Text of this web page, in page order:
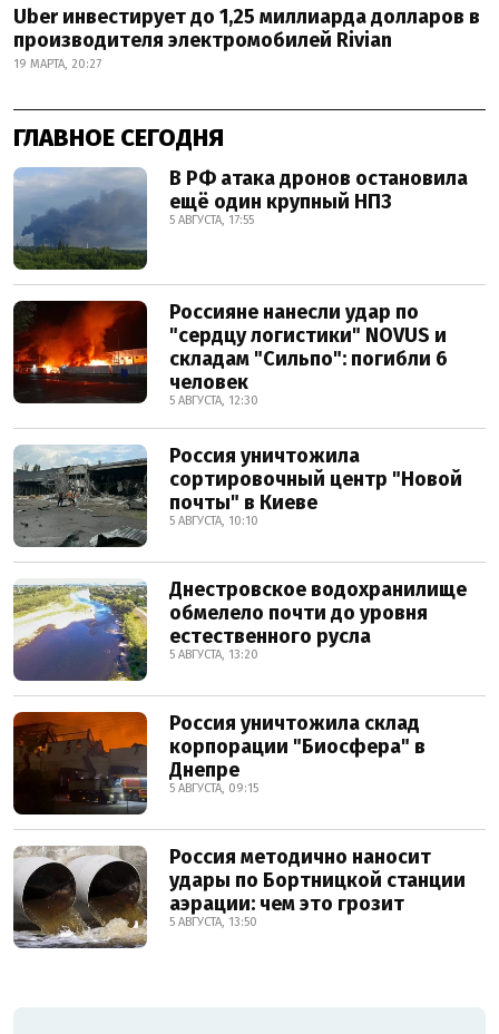
Uber инвестирует до 1,25 миллиарда долларов в
производителя электромобилей Rivian
19 МАРТА, 20:27
ГЛАВНОЕ СЕГОДНЯ
В РФ атака дронов остановила
ещё один крупный НПЗ
5 АВГУСТА, 17:55
Россияне нанесли удар по
"сердцу логистики" NOVUS и
складам "Сильпо": погибли 6
человек
5 АВГУСТА, 12:30
Россия уничтожила
сортировочный центр "Новой
почты" в Киеве
5 АВГУСТА, 10:10
Днестровское водохранилище
обмелело почти до уровня
естественного русла
5 АВГУСТА, 13:20
Россия уничтожила склад
корпорации "Биосфера" в
Днепре
5 АВГУСТА, 09:15
Россия методично наносит
удары по Бортницкой станции
аэрации: чем это грозит
5 АВГУСТА, 13:50